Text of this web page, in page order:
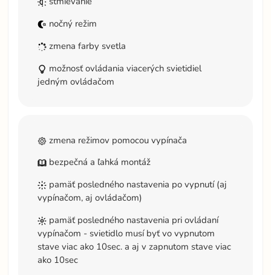
nočný režim
zmena farby svetla
možnosť ovládania viacerých svietidiel
jedným ovládačom
zmena režimov pomocou vypínača
bezpečná a ľahká montáž
pamäť posledného nastavenia po vypnutí (aj
vypínačom, aj ovládačom)
pamäť posledného nastavenia pri ovládaní
vypínačom - svietidlo musí byť vo vypnutom
stave viac ako 10sec. a aj v zapnutom stave viac
ako 10sec